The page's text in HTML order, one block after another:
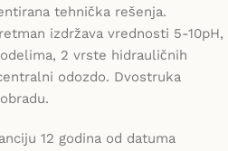
tehnička rešenja.
izdržava vrednosti 5-10pH,
2 vrste hidrauličnih
odozdo. Dvostruka
12 godina od datuma